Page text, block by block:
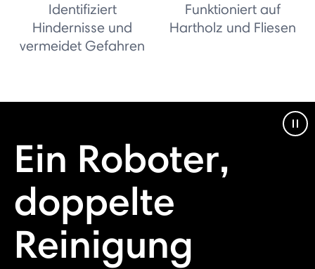
Identifiziert
Hindernisse und
vermeidet Gefahren
Funktioniert auf
Hartholz und Fliesen
Ein Roboter,
doppelte
Reinigung